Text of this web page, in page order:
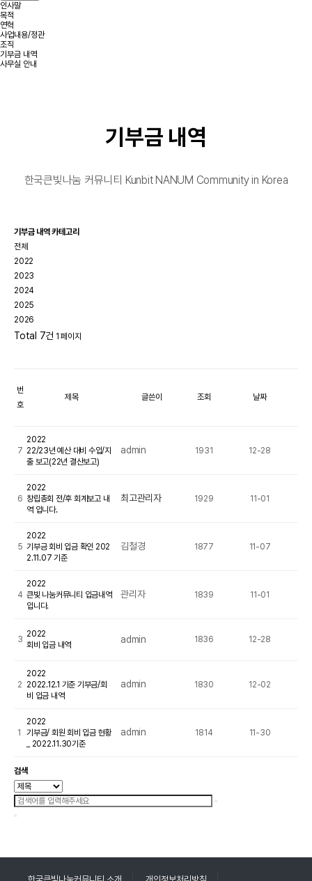
인사말
목적
연혁
사업내용/정관
조직
기부금 내역
사무실 안내
기부금 내역
한국큰빛나눔 커뮤니티 Kunbit NANUM Community in Korea
기부금 내역 카테고리
전체
2022
2023
2024
2025
2026
Total 7건 1 페이지
번
호
제목 글쓴이 조회 날짜
7
2022
22/23년 예산 대비 수입/지
출 보고(22년 결산보고)
admin 1931 12-28
6
2022
창립총회 전/후 회계보고 내
역 입니다.
최고관리자 1929 11-01
5
2022
기부금 회비 입금 확인 202
2.11.07 기준
김철경 1877 11-07
4
2022
큰빛 나눔커뮤니티 입금내역
입니다.
관리자 1839 11-01
3
2022
회비 입금 내역
admin 1836 12-28
2
2022
2022.12.1 기준 기부금/회
비 입금 내역
admin 1830 12-02
1
2022
기부금/ 회원 회비 입금 현황
_ 2022.11.30기준
admin 1814 11-30
검색